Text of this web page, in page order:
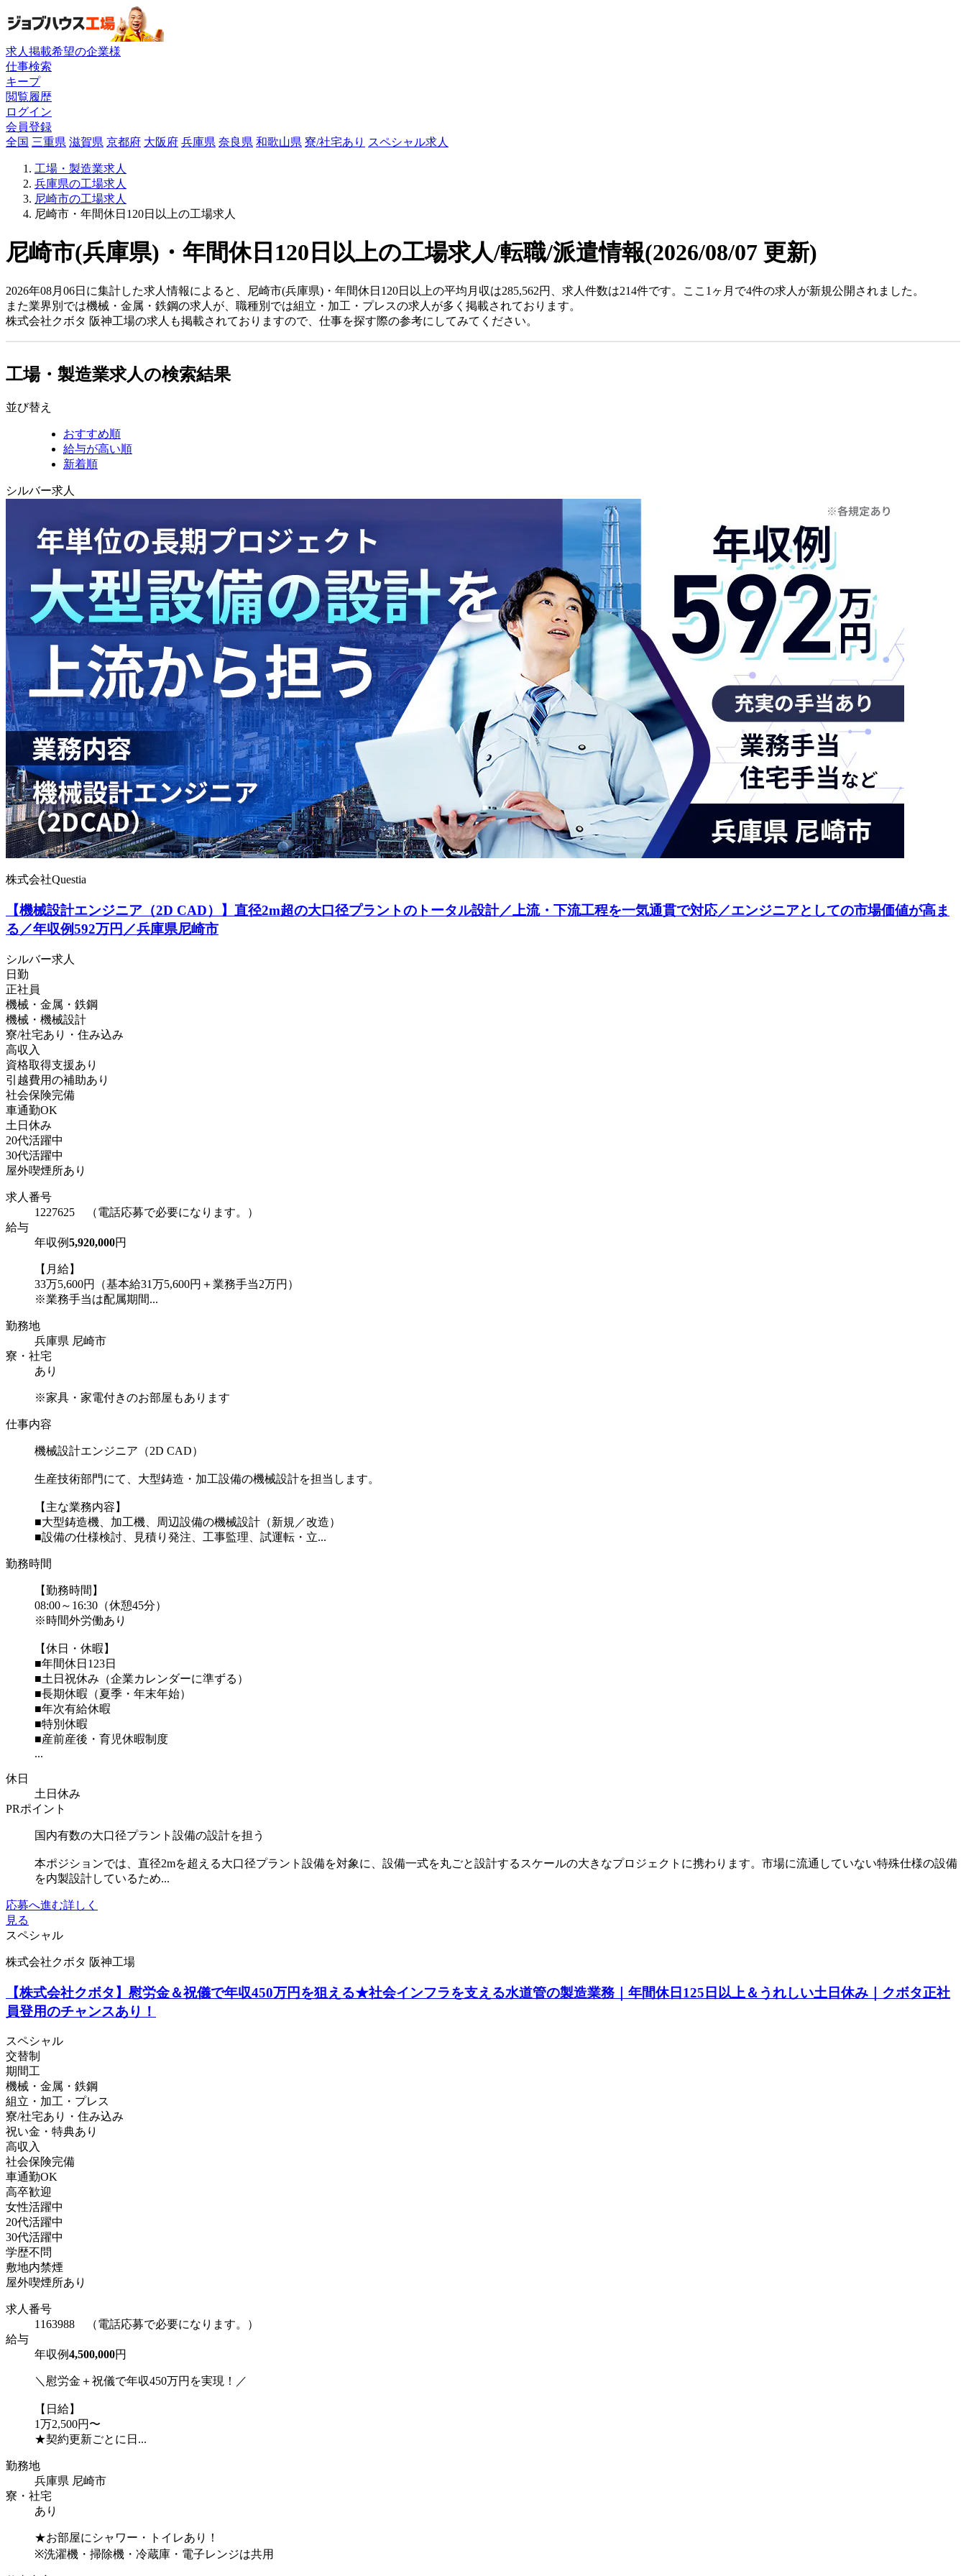
求人掲載希望の企業様
仕事検索
キープ
閲覧履歴
ログイン
会員登録
全国 三重県 滋賀県 京都府 大阪府 兵庫県 奈良県 和歌山県 寮/社宅あり スペシャル求人
工場・製造業求人
兵庫県の工場求人
尼崎市の工場求人
尼崎市・年間休日120日以上の工場求人
尼崎市(兵庫県)・年間休日120日以上の工場求人/転職/派遣情報(2026/08/07 更新)
2026年08月06日に集計した求人情報によると、尼崎市(兵庫県)・年間休日120日以上の平均月収は285,562円、求人件数は214件です。ここ1ヶ月で4件の求人が新規公開されました。
また業界別では機械・金属・鉄鋼の求人が、職種別では組立・加工・プレスの求人が多く掲載されております。
株式会社クボタ 阪神工場の求人も掲載されておりますので、仕事を探す際の参考にしてみてください。
工場・製造業求人の検索結果
並び替え
おすすめ順
給与が高い順
新着順
シルバー求人
株式会社Questia
【機械設計エンジニア（2D CAD）】直径2m超の大口径プラントのトータル設計／上流・下流工程を一気通貫で対応／エンジニアとしての市場価値が高ま
る／年収例592万円／兵庫県尼崎市
シルバー求人
日勤
正社員
機械・金属・鉄鋼
機械・機械設計
寮/社宅あり・住み込み
高収入
資格取得支援あり
引越費用の補助あり
社会保険完備
車通勤OK
土日休み
20代活躍中
30代活躍中
屋外喫煙所あり
求人番号
1227625 （電話応募で必要になります。）
給与
年収例5,920,000円
【月給】
33万5,600円（基本給31万5,600円＋業務手当2万円）
※業務手当は配属期間...
勤務地
兵庫県 尼崎市
寮・社宅
あり
※家具・家電付きのお部屋もあります
仕事内容
機械設計エンジニア（2D CAD）
生産技術部門にて、大型鋳造・加工設備の機械設計を担当します。
【主な業務内容】
■大型鋳造機、加工機、周辺設備の機械設計（新規／改造）
■設備の仕様検討、見積り発注、工事監理、試運転・立...
勤務時間
【勤務時間】
08:00～16:30（休憩45分）
※時間外労働あり
【休日・休暇】
■年間休日123日
■土日祝休み（企業カレンダーに準ずる）
■長期休暇（夏季・年末年始）
■年次有給休暇
■特別休暇
■産前産後・育児休暇制度
...
休日
土日休み
PRポイント
国内有数の大口径プラント設備の設計を担う
本ポジションでは、直径2mを超える大口径プラント設備を対象に、設備一式を丸ごと設計するスケールの大きなプロジェクトに携わります。市場に流通していない特殊仕様の設備
を内製設計しているため...
応募へ進む詳しく
見る
スペシャル
株式会社クボタ 阪神工場
【株式会社クボタ】慰労金＆祝儀で年収450万円を狙える★社会インフラを支える水道管の製造業務｜年間休日125日以上＆うれしい土日休み｜クボタ正社
員登用のチャンスあり！
スペシャル
交替制
期間工
機械・金属・鉄鋼
組立・加工・プレス
寮/社宅あり・住み込み
祝い金・特典あり
高収入
社会保険完備
車通勤OK
高卒歓迎
女性活躍中
20代活躍中
30代活躍中
学歴不問
敷地内禁煙
屋外喫煙所あり
求人番号
1163988 （電話応募で必要になります。）
給与
年収例4,500,000円
＼慰労金＋祝儀で年収450万円を実現！／
【日給】
1万2,500円〜
★契約更新ごとに日...
勤務地
兵庫県 尼崎市
寮・社宅
あり
★お部屋にシャワー・トイレあり！
※洗濯機・掃除機・冷蔵庫・電子レンジは共用